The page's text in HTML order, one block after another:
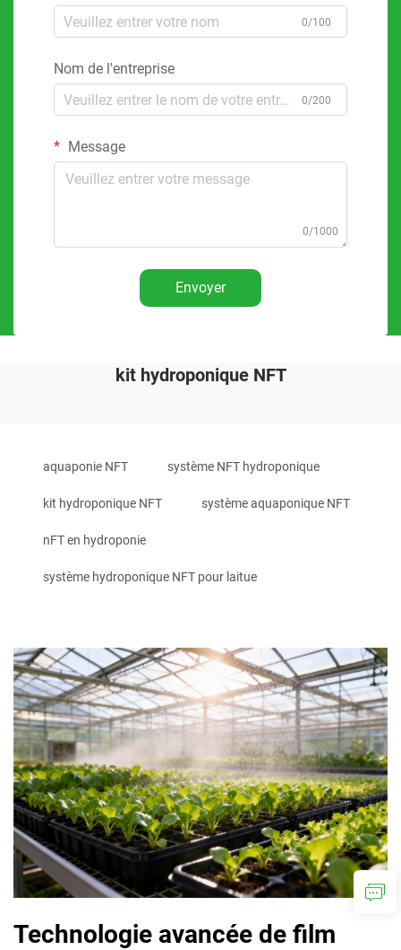
0/100
Nom de l'entreprise
0/200
Message
0/1000
Envoyer
kit hydroponique NFT
aquaponie NFT système NFT hydroponique
kit hydroponique NFT système aquaponique NFT
nFT en hydroponie
système hydroponique NFT pour laitue
Technologie avancée de film